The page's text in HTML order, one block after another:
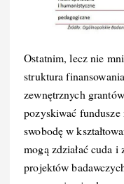
Ostatnim, lecz nie
struktura
zewnętrznych
pozyskiwać fundusze
swobodę w
mogą zdziałać cuda i
projektów